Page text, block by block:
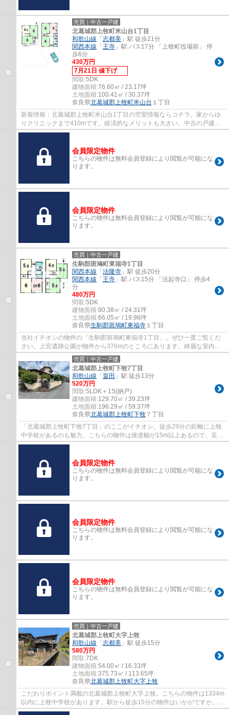
売買｜中古一戸建
北葛城郡上牧町米山台1丁目
和歌山線 「 志都美 」駅 徒歩21分
関西本線 「 王寺 」駅 バス17分 「上牧町役場前」 停
歩6分
430万円
7月21日 値下げ
間取:5DK
建物面積:76.60㎡ / 23.17坪
土地面積:100.41㎡ / 30.37坪
奈良県北葛城郡上牧町米山台 １丁目
新着情報：北葛城郡上牧町米山台1丁目の空室情報ならコチラ。家からゆ
りクリニックまで410mです。経済的なメリットも大きい、中古の戸建て
物件となっております。道路が南西側に接して...
会員限定物件
こちらの物件は無料会員登録により閲覧が可能にな
ります。
会員限定物件
こちらの物件は無料会員登録により閲覧が可能にな
ります。
売買｜中古一戸建
生駒郡斑鳩町東福寺1丁目
関西本線 「 法隆寺 」駅 徒歩20分
関西本線 「 王寺 」駅 バス15分 「法起寺口」 停歩4
分
480万円
間取:5DK
建物面積:80.38㎡ / 24.31坪
土地面積:66.05㎡ / 19.98坪
奈良県生駒郡斑鳩町東福寺 １丁目
当社イチオシの物件の「生駒郡斑鳩町東福寺1丁目」。ぜひ一度ご覧くだ
さい。上宮遺跡公園が物件から376mのところにあります。綺麗な室内の
中古戸建て物件で素敵な日々をおくりませんか...
売買｜中古一戸建
北葛城郡上牧町下牧7丁目
和歌山線 「 畠田 」駅 徒歩13分
520万円
間取:5LDK＋1S(納戸)
建物面積:129.70㎡ / 39.23坪
土地面積:196.29㎡ / 59.37坪
奈良県北葛城郡上牧町下牧 ７丁目
「北葛城郡上牧町下牧7丁目」のここがイチオシ。徒歩29分の距離に上牧
中学校があるのも魅力。こちらの物件は接道幅が15m以上あるので、災害
時でも安心です。徒歩13分で駅へのアクセス...
会員限定物件
こちらの物件は無料会員登録により閲覧が可能にな
ります。
会員限定物件
こちらの物件は無料会員登録により閲覧が可能にな
ります。
会員限定物件
こちらの物件は無料会員登録により閲覧が可能にな
ります。
売買｜中古一戸建
北葛城郡上牧町大字上牧
和歌山線 「 志都美 」駅 徒歩15分
580万円
間取:7DK
建物面積:54.00㎡ / 16.33坪
土地面積:375.73㎡ / 113.65坪
奈良県北葛城郡上牧町大字上牧
こだわりポイント満載の北葛城郡上牧町大字上牧。こちらの物件は1334m
以内に上牧中学校があります。駅から徒歩15分の物件はいかがですか。快
適な住環境が魅力的な中古の戸建て物件で充...